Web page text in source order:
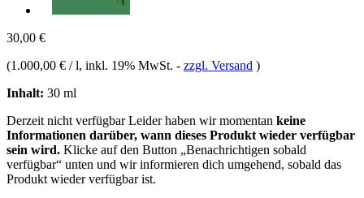
30,00 €
(1.000,00 € / l, inkl. 19% MwSt. - zzgl. Versand )
Inhalt: 30 ml
Derzeit nicht verfügbarLeider haben wir momentan keine
Informationen darüber, wann dieses Produkt wieder verfügbar
sein wird. Klicke auf den Button „Benachrichtigen sobald
verfügbar“ unten und wir informieren dich umgehend, sobald das
Produkt wieder verfügbar ist.